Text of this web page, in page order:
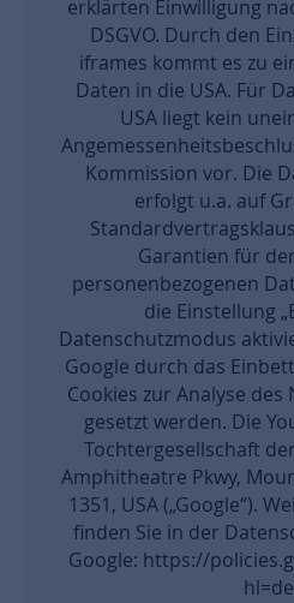
erklärten Einwilligung
DSGVO. Durch den
iframes kommt es zu
Daten in die USA. Für
USA liegt kein
Kommission vor. Die
erfolgt u.a. auf
Garantien für
personenbezogenen
die Einstellung
Datenschutzmodus
Google durch das
Cookies zur Analyse
gesetzt werden. Die
Tochtergesellschaft
Amphitheatre Pkwy,
1351, USA („Google“).
finden Sie in der
Google: https://
hl=de